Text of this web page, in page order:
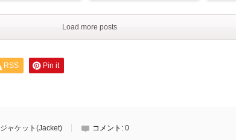
Load more posts
RSS Pin it
ジャケット(Jacket) コメント: 0